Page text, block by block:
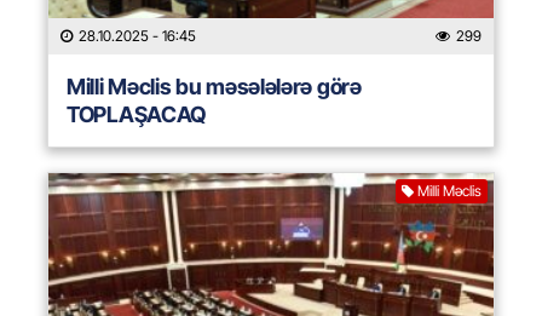
28.10.2025 - 16:45 299
Milli Məclis bu məsələlərə görə
TOPLAŞACAQ
Milli Məclis